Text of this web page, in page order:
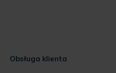
Obsługa klienta